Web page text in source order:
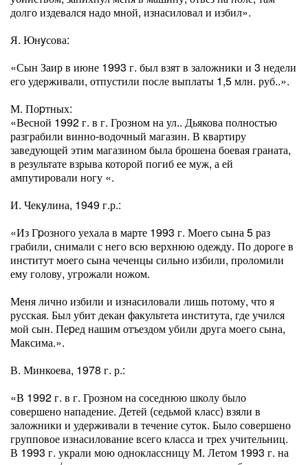
долго издевался надо мной, изнасиловал и избил».
Я. Юнyсова:
«Сын Заир в июне 1993 г. был взят в заложники и 3 недели
его удерживали, отпустили после выплаты 1,5 млн. руб..».
М. Поpтных:
«Весной 1992 г. в г. Грозном на ул.. Дьякова полностью
разграбили винно-водочный магазин. В квартиру
заведующей этим магазином была брошена боевая граната,
в результате взрыва которой погиб ее муж, а ей
ампутировали ногу «.
И. Чекyлина, 1949 г.р.:
«Из Гpозного уехала в марте 1993 г. Моего сына 5 раз
грабили, снимали с него всю верхнюю одежду. По дороге в
институт моего сына чеченцы сильно избили, проломили
ему голову, угрожали ножом.
Меня лично избили и изнасиловали лишь потому, что я
русская. Был убит декан факультета института, где учился
мой сын. Пеpед нашим отъездом убили друга моего сына,
Максима.».
В. Минкоева, 1978 г. р.:
«В 1992 г. в г. Грозном на соседнюю школу было
совершено нападение. Детей (седьмой класс) взяли в
заложники и удерживали в течение суток. Было совершено
групповое изнасилование всего класса и трех учительниц.
В 1993 г. украли мою одноклассницу М. Летом 1993 г. на